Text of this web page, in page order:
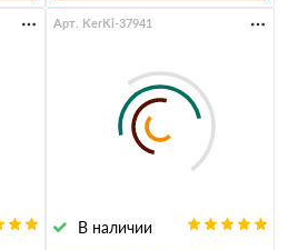
В наличии
Арт. KerKi-37941